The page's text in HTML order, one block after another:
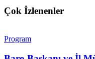
Çok İzlenenler
Program